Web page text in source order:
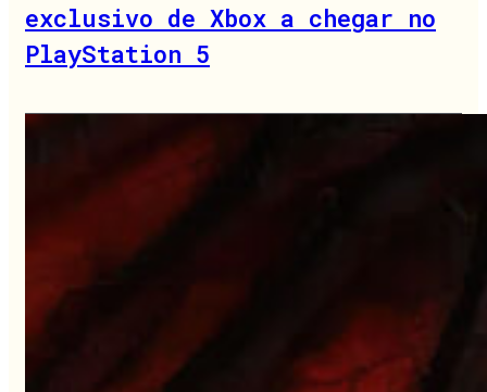
exclusivo de Xbox a chegar no
PlayStation 5